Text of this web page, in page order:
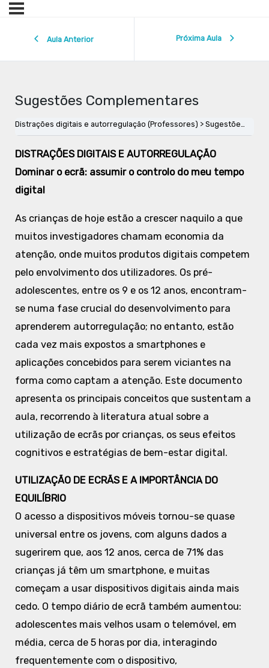
Aula Anterior Próxima Aula
Sugestões Complementares
Distrações digitais e autorregulação (Professores) Sugestões Complementares
DISTRAÇÕES DIGITAIS E AUTORREGULAÇÃO
Dominar o ecrã: assumir o controlo do meu tempo
digital
As crianças de hoje estão a crescer naquilo a que
muitos investigadores chamam economia da
atenção, onde muitos produtos digitais competem
pelo envolvimento dos utilizadores. Os pré-
adolescentes, entre os 9 e os 12 anos, encontram-
se numa fase crucial do desenvolvimento para
aprenderem autorregulação; no entanto, estão
cada vez mais expostos a smartphones e
aplicações concebidos para serem viciantes na
forma como captam a atenção. Este documento
apresenta os principais conceitos que sustentam a
aula, recorrendo à literatura atual sobre a
utilização de ecrãs por crianças, os seus efeitos
cognitivos e estratégias de bem-estar digital.
UTILIZAÇÃO DE ECRÃS E A IMPORTÂNCIA DO
EQUILÍBRIO
O acesso a dispositivos móveis tornou-se quase
universal entre os jovens, com alguns dados a
sugerirem que, aos 12 anos, cerca de 71% das
crianças já têm um smartphone, e muitas
começam a usar dispositivos digitais ainda mais
cedo. O tempo diário de ecrã também aumentou:
adolescentes mais velhos usam o telemóvel, em
média, cerca de 5 horas por dia, interagindo
frequentemente com o dispositivo,